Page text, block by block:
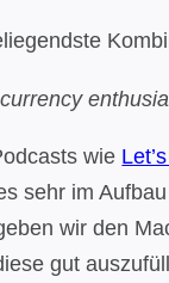
wie
sehr im
wir den
gut